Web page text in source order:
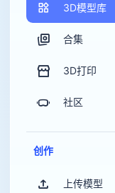
3D模型库
合集
3D打印
社区
创作
上传模型